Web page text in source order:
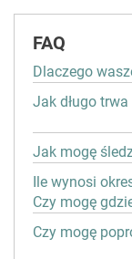
FAQ
Dlaczego
Jak długo
Jak mogę
Ile wynosi
Czy mogę
Czy mogę